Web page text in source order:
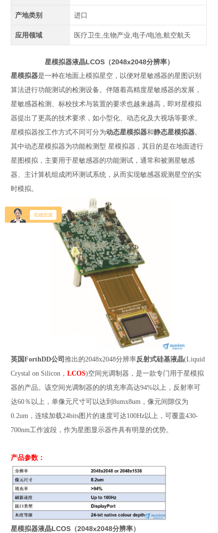
产地类别 进口
应用领域 医疗卫生,生物产业,电子/电池,航空航天
星模拟器液晶LCOS（2048x2048分辨率）
星模拟器是一种在地面上模拟星空，以便对星敏感器的星图识别
算法进行功能测试的检测设备。伴随着高精度星敏感器的发展，
星敏感器检测、标校技术与装置的要求也越来越高，即对星模拟
器提出了更高的技术要求，如小型化、动态化及大视场等要求。
星模拟器按工作方式不同可分为动态星模拟器和静态星模拟器。
其中动态星模拟器为功能检测型 星模拟器，其目的是在地面进行
星图模拟，主要用于星敏感器的功能测试，通常和被测星敏感
器、主计算机组成闭环测试系统，从而实现敏感器观测星空的实
时模拟。
英国ForthDD公司推出的2048x2048分辨率反射式硅基液晶(Liquid
Crystal on Silicon，LCOS)空间光调制器，是一款专门用于星模拟
器的产品。该空间光调制器的的填充率高达94%以上，反射率可
达60％以上，单像元尺寸可以达到8umx8um，像元间隙仅为
0.2um，连续加载24bits图片的速度可达100Hz以上，可覆盖430-
700nm工作波段，作为星图显示器件具有明显的优势。
产品参数：
星模拟器液晶LCOS（2048x2048分辨率）